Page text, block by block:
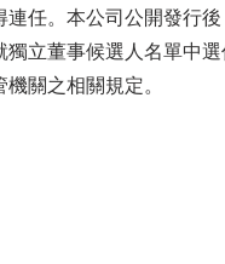
任。本公司公開發行
立董事候選人名單中
關之相關規定。